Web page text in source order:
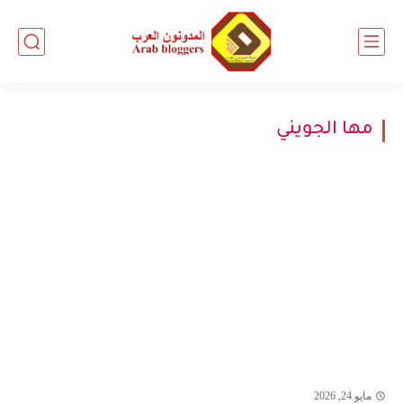
مها الجويني
مايو 24, 2026